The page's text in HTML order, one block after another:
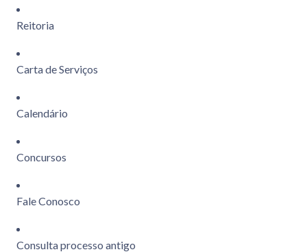
Reitoria
Carta de Serviços
Calendário
Concursos
Fale Conosco
Consulta processo antigo